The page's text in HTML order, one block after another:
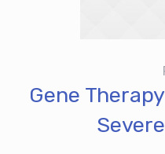
Gene